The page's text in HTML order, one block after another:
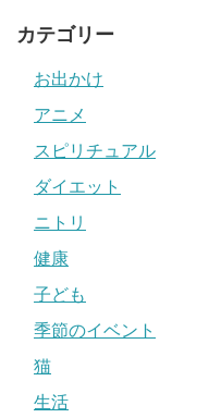
カテゴリー
お出かけ
アニメ
スピリチュアル
ダイエット
ニトリ
健康
子ども
季節のイベント
猫
生活